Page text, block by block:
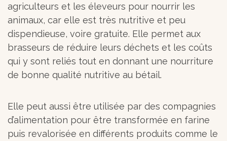
agriculteurs et les éleveurs pour nourrir les
animaux, car elle est très nutritive et peu
dispendieuse, voire gratuite. Elle permet aux
brasseurs de réduire leurs déchets et les coûts
qui y sont reliés tout en donnant une nourriture
de bonne qualité nutritive au bétail.
Elle peut aussi être utilisée par des compagnies
d’alimentation pour être transformée en farine
puis revalorisée en différents produits comme le